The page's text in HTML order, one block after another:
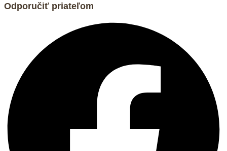
Odporučiť priateľom